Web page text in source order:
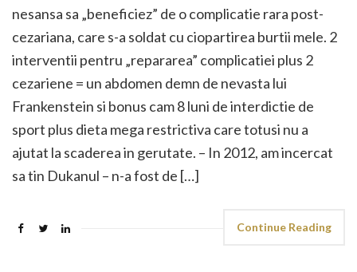
nesansa sa „beneficiez” de o complicatie rara post-
cezariana, care s-a soldat cu ciopartirea burtii mele. 2
interventii pentru „repararea” complicatiei plus 2
cezariene = un abdomen demn de nevasta lui
Frankenstein si bonus cam 8 luni de interdictie de
sport plus dieta mega restrictiva care totusi nu a
ajutat la scaderea in gerutate. – In 2012, am incercat
sa tin Dukanul – n-a fost de […]
Continue Reading